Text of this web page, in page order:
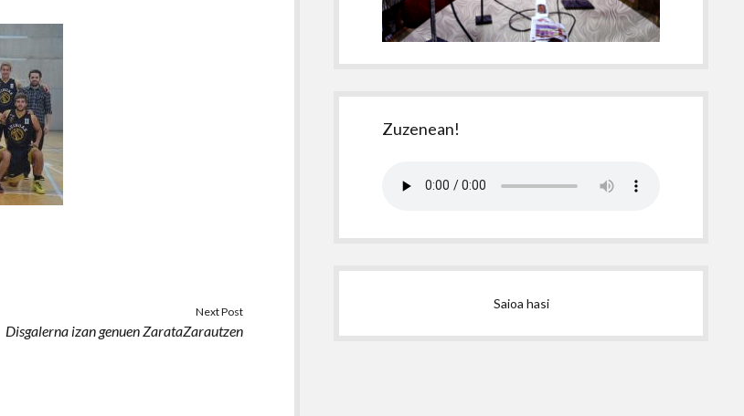
Next Post
Disgalerna izan genuen ZarataZarautzen
Zuzenean!
Saioa hasi